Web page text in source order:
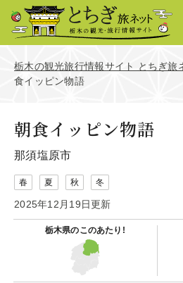
栃木の観光旅行情報サイト とちぎ旅
食イッピン物語
朝食イッピン物語
那須塩原市
春 夏 秋 冬
2025年12月19日更新
栃木県のこのあたり!